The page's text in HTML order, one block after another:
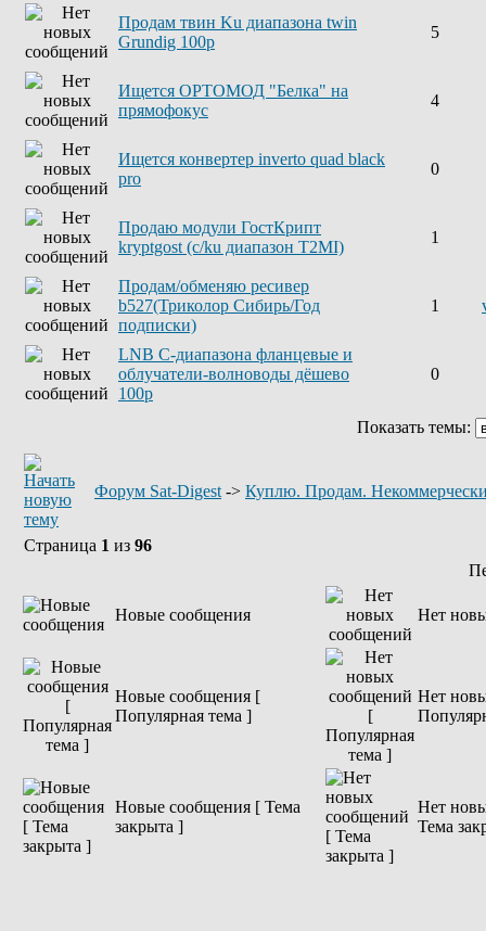
Продам твин Ku диапазона twin
Grundig 100р
5
Ищется ОРТОМОД "Белка" на
прямофокус
4
Ищется конвертер inverto quad black
pro
0
Продаю модули ГостКрипт
kryptgost (с/ku диапазон T2MI)
1
Продам/обменяю ресивер
b527(Триколор Сибирь/Год
подписки)
1
LNB C-диапазона фланцевые и
облучатели-волноводы дёшево
100р
0
Показать темы:
Форум Sat-Digest -> Куплю. Продам.
Страница 1 из 96
Новые сообщения Нет
Новые сообщения [
Популярная тема ]
Нет
Новые сообщения [ Тема
закрыта ]
Нет
Тема